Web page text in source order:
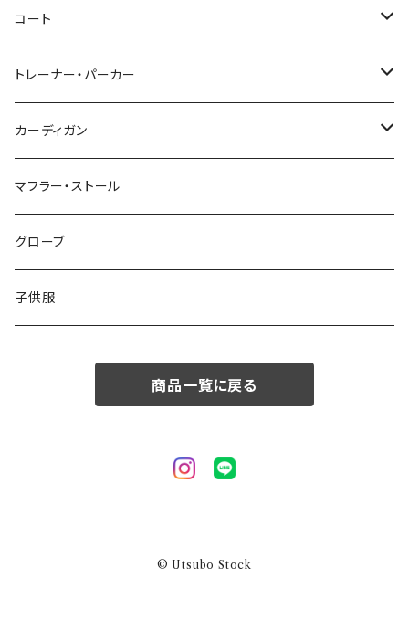
46/M
48/L
50/XL～
～44/S
46/M
48/L
50/XL～
コート
～44/S
46/M
48/L
50/XL～
トレーナー・パーカー
～44/S
46/M
48/L
50/XL～
カーディガン
～44/S
46/M
48/L
マフラー・ストール
グローブ
子供服
商品一覧に戻る
© Utsubo Stock